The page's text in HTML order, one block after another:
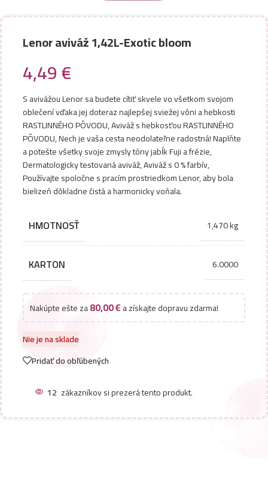
Lenor aviváž 1,42L-Exotic bloom
4,49€
S avivážou Lenor sa budete cítiť skvele vo všetkom svojom
oblečení vďaka jej doteraz najlepšej sviežej vôni a hebkosti
RASTLINNÉHO PÔVODU, Aviváž s hebkosťou RASTLINNÉHO
PÔVODU, Nech je vaša cesta neodolateľne radostná! Naplňte
a potešte všetky svoje zmysly tóny jabĺk Fuji a frézie,
Dermatologicky testovaná aviváž, Aviváž s 0 % farbív,
Používajte spoločne s pracím prostriedkom Lenor, aby bola
bielizeň dôkladne čistá a harmonicky voňala.
HMOTNOSŤ 1,470 kg
KARTON 6.0000
Nakúpte ešte za80,00€a získajte dopravu zdarma!
Nie je na sklade
Pridať do obľúbených
12 zákazníkov si prezerá tento produkt.